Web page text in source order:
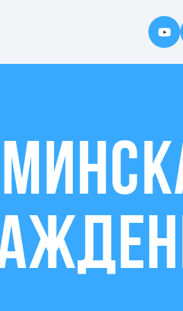
Партнёр 3